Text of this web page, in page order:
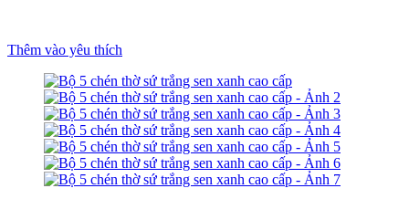
downloader
Thêm vào yêu thích